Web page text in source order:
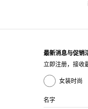
最新消息与促销
立即注册，接收
女装时尚
名字